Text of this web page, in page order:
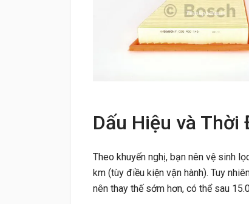
Dấu Hiệu và Thời
Theo khuyến nghị, bạn nên vệ sinh
km (tùy điều kiện vận hành). Tuy
nên thay thế sớm hơn, có thể sau